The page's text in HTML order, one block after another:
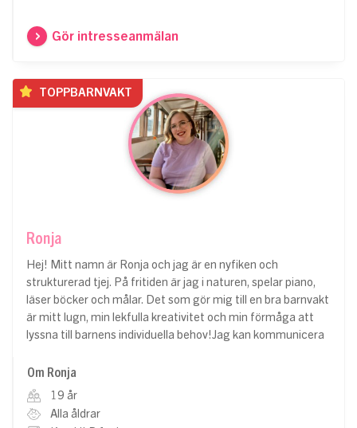
Gör intresseanmälan
TOPPBARNVAKT
Ronja
Hej! Mitt namn är Ronja och jag är en nyfiken och
strukturerad tjej. På fritiden är jag i naturen, spelar piano,
läser böcker och målar. Det som gör mig till en bra barnvakt
är mitt lugn, min lekfulla kreativitet och min förmåga att
lyssna till barnens individuella behov!Jag kan kommunicera
Om Ronja
19 år
Alla åldrar